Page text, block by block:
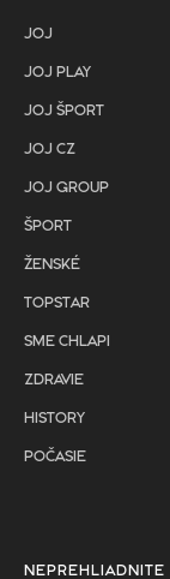
JOJ
JOJ PLAY
JOJ ŠPORT
JOJ CZ
JOJ GROUP
ŠPORT
ŽENSKÉ
TOPSTAR
SME CHLAPI
ZDRAVIE
HISTORY
POČASIE
NEPREHLIADNITE